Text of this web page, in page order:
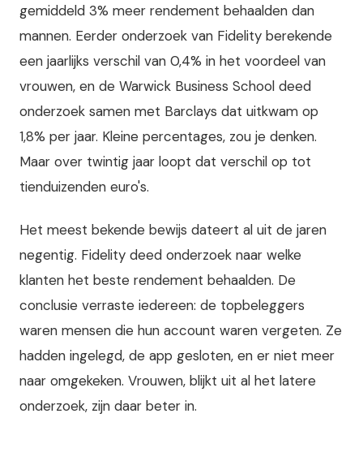
gemiddeld 3% meer rendement behaalden dan
mannen. Eerder onderzoek van Fidelity berekende
een jaarlijks verschil van 0,4% in het voordeel van
vrouwen, en de Warwick Business School deed
onderzoek samen met Barclays dat uitkwam op
1,8% per jaar. Kleine percentages, zou je denken.
Maar over twintig jaar loopt dat verschil op tot
tienduizenden euro's.
Het meest bekende bewijs dateert al uit de jaren
negentig. Fidelity deed onderzoek naar welke
klanten het beste rendement behaalden. De
conclusie verraste iedereen: de topbeleggers
waren mensen die hun account waren vergeten. Ze
hadden ingelegd, de app gesloten, en er niet meer
naar omgekeken. Vrouwen, blijkt uit al het latere
onderzoek, zijn daar beter in.